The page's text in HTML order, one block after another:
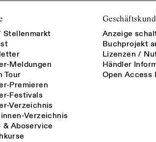
Stellenmarkt
Meldungen
Tour
Premieren
Festivals
Verzeichnis
Verzeichnis
& Aboservice
Anzeige
Buchprojekt
Lizenzen /
Händler
Open Access